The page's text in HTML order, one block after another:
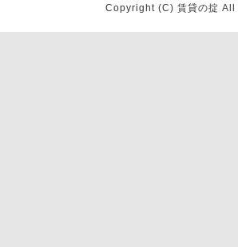
Copyright (C) 賃貸の掟